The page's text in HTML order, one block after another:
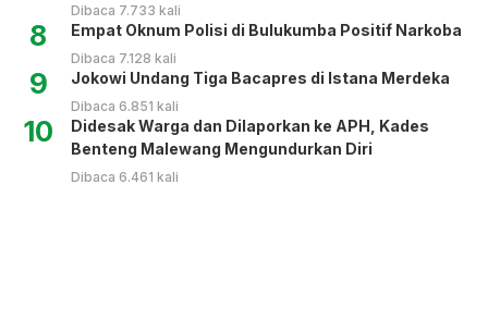
Dibaca 7.733 kali
8 Empat Oknum Polisi di Bulukumba Positif Narkoba
Dibaca 7.128 kali
9 Jokowi Undang Tiga Bacapres di Istana Merdeka
Dibaca 6.851 kali
10
Didesak Warga dan Dilaporkan ke APH, Kades
Benteng Malewang Mengundurkan Diri
Dibaca 6.461 kali